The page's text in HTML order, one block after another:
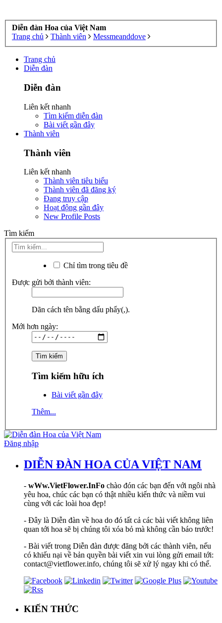
Diễn đàn Hoa của Việt Nam
Trang chủ
Thành viên Messmeanddove
Trang chủ
Diễn đàn
Diễn đàn
Liên kết nhanh
Tìm kiếm diễn đàn
Bài viết gần đây
Thành viên
Thành viên
Liên kết nhanh
Thành viên tiêu biểu
Thành viên đã đăng ký
Đang truy cập
Hoạt động gần đây
New Profile Posts
Tìm kiếm
Chỉ tìm trong tiêu đề
Được gửi bởi thành viên:
Dãn cách tên bằng dấu phẩy(,).
Mới hơn ngày:
Tìm kiếm hữu ích
Bài viết gần đây
Thêm...
Đăng nhập
DIỄN ĐÀN HOA CỦA VIỆT NAM
- wWw.VietFlower.InFo chào đón các bạn đến với ngôi nhà
yêu hoa, chúc các bạn có thật nhiều kiến thức và niềm vui
cùng với các loài hoa đẹp!
- Đây là Diễn đàn về hoa do đó tất cả các bài viết không liên
quan tới hoa sẽ bị chúng tôi xóa bỏ mà không cần báo trước!
- Bài viết trong Diễn đàn được đăng bởi các thành viên, nếu
có khiếu nại về bản quyền bài viết xin vui lòng gửi email tới:
contact@vietflower.info, chúng tôi sẽ xử lý ngay khi có thể.
KIẾN THỨC